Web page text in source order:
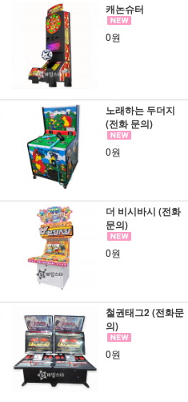
캐논슈터
0원
노래하는 두더지
(전화 문의)
0원
더 비시바시 (전화
문의)
0원
철권태그2 (전화문
의)
0원